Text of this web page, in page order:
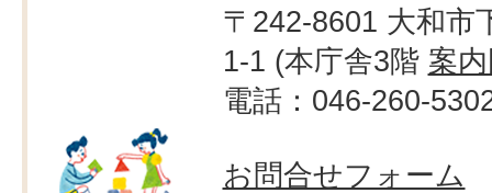
〒242-8601 大和市
1-1 (本庁舎3階 案
電話：046-260-
お問合せフォーム